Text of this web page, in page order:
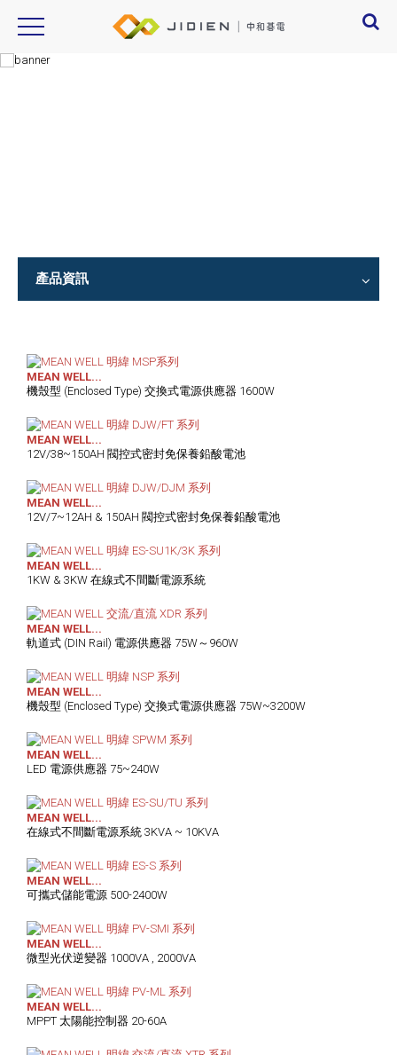
產品資訊
MEAN WELL...
機殼型 (Enclosed Type) 交換式電源供應器 1600W
MEAN WELL...
12V/38~150AH 閥控式密封免保養鉛酸電池
MEAN WELL...
12V/7~12AH & 150AH 閥控式密封免保養鉛酸電池
MEAN WELL...
1KW & 3KW 在線式不間斷電源系統
MEAN WELL...
軌道式 (DIN Rail) 電源供應器 75W～960W
MEAN WELL...
機殼型 (Enclosed Type) 交換式電源供應器 75W~3200W
MEAN WELL...
LED 電源供應器 75~240W
MEAN WELL...
在線式不間斷電源系統 3KVA ~ 10KVA
MEAN WELL...
可攜式儲能電源 500-2400W
MEAN WELL...
微型光伏逆變器 1000VA , 2000VA
MEAN WELL...
MPPT 太陽能控制器 20-60A